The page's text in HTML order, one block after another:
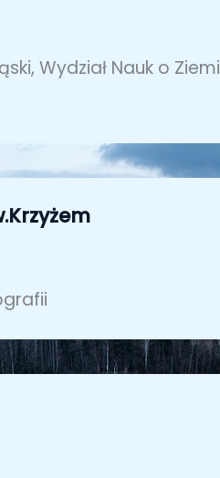
Wydział Nauk o Ziemi